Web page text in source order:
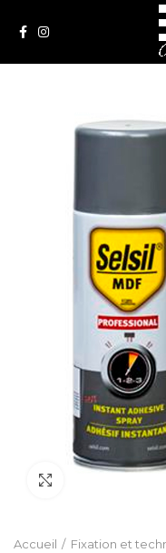
Accueil Fixation et